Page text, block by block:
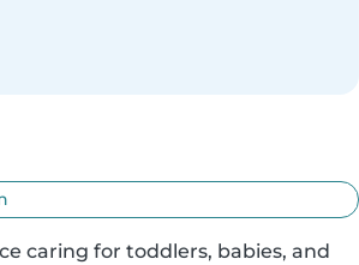
caring for toddlers, babies, and